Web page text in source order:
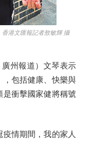
港文匯報記者敖敏輝 攝
州報道）文琴表示
，包括健康、快樂與
衝擊國家健將稱號
情期間，我的家人